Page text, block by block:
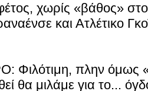
χωρίς «βάθος»
και Ατλέτικο
πλην όμως
θα μιλάμε για το...